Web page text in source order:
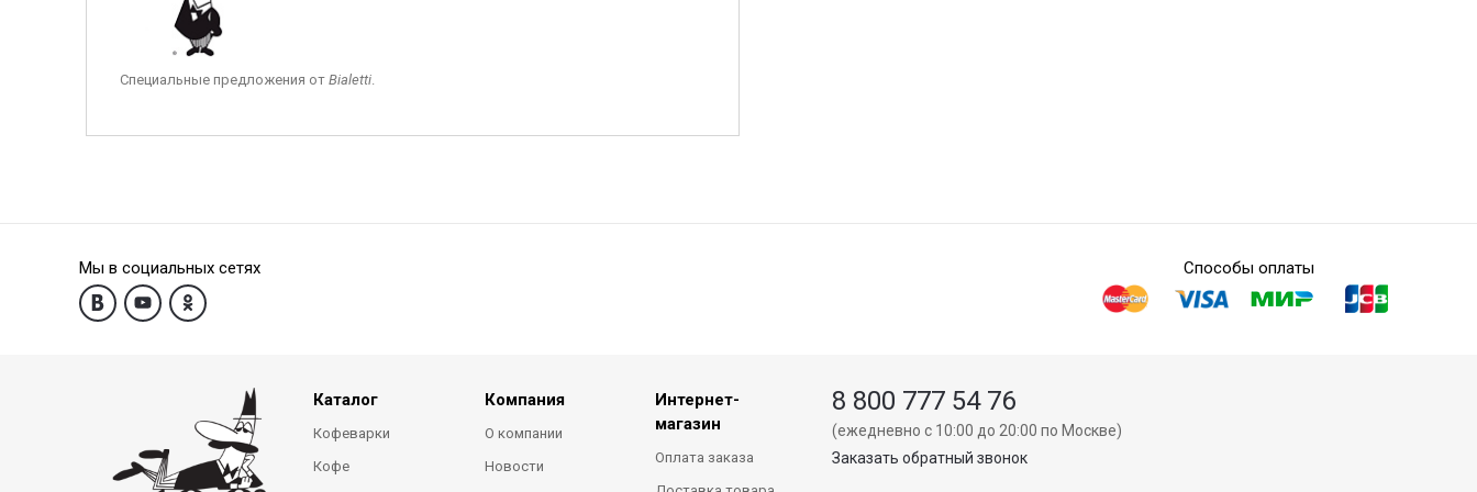
Специальные предложения от Bialetti.
Мы в социальных сетях Способы оплаты
Каталог
Кофеварки
Кофе
Компания
О компании
Новости
Интернет-
магазин
Оплата заказа
8 800 777 54 76
(ежедневно с 10:00 до 20:00 по Москве)
Заказать обратный звонок